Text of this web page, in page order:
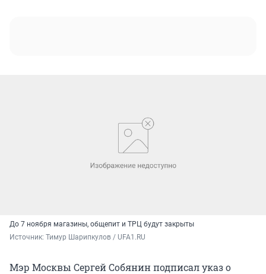
До 7 ноября магазины, общепит и ТРЦ будут закрыты
Источник: Тимур Шарипкулов / UFA1.RU
Мэр Москвы Сергей Собянин подписал указ о